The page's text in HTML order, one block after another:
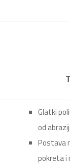
Glatki
od
Postava
pokreta i